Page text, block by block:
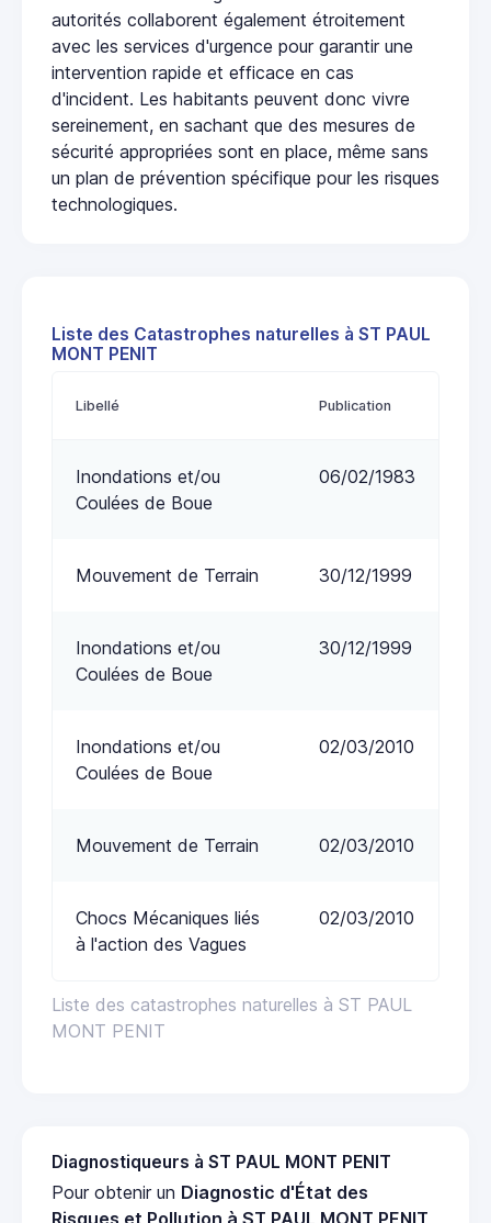
autorités collaborent également étroitement
avec les services d'urgence pour garantir une
intervention rapide et efficace en cas
d'incident. Les habitants peuvent donc vivre
sereinement, en sachant que des mesures de
sécurité appropriées sont en place, même sans
un plan de prévention spécifique pour les risques
technologiques.
Liste des Catastrophes naturelles à ST PAUL
MONT PENIT
Liste des catastrophes naturelles à ST PAUL
MONT PENIT
Libellé Publication
Inondations et/ou
Coulées de Boue
06/02/1983
Mouvement de Terrain 30/12/1999
Inondations et/ou
Coulées de Boue
30/12/1999
Inondations et/ou
Coulées de Boue
02/03/2010
Mouvement de Terrain 02/03/2010
Chocs Mécaniques liés
à l'action des Vagues
02/03/2010
Diagnostiqueurs à ST PAUL MONT PENIT
Pour obtenir un Diagnostic d'État des
Risques et Pollution à ST PAUL MONT PENIT